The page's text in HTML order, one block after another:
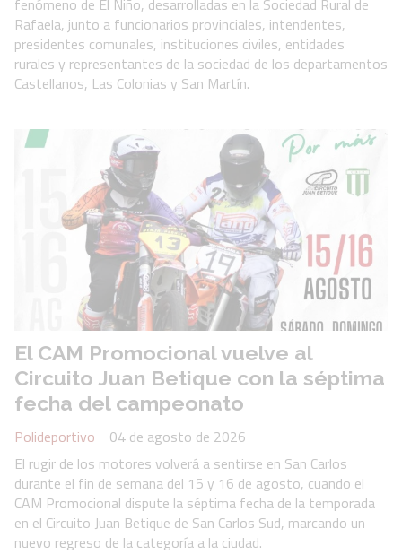
fenómeno de El Niño, desarrolladas en la Sociedad Rural de
Rafaela, junto a funcionarios provinciales, intendentes,
presidentes comunales, instituciones civiles, entidades
rurales y representantes de la sociedad de los departamentos
Castellanos, Las Colonias y San Martín.
El CAM Promocional vuelve al
Circuito Juan Betique con la séptima
fecha del campeonato
Polideportivo
04 de agosto de 2026
El rugir de los motores volverá a sentirse en San Carlos
durante el fin de semana del 15 y 16 de agosto, cuando el
CAM Promocional dispute la séptima fecha de la temporada
en el Circuito Juan Betique de San Carlos Sud, marcando un
nuevo regreso de la categoría a la ciudad.